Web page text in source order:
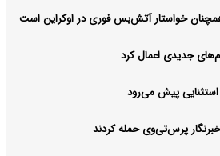
خواستار آتش‌بس فوری در اوکراین است
جدیدی اعمال کرد
استثنایی پیش می‌رود
پرس‌تی‌وی حمله کردند